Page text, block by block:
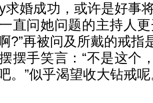
求婚成功，或许是好事
直问她问题的主持人
?”再被问及所戴的戒指
摆手笑言：“不是这个
。”似乎渴望收大钻戒